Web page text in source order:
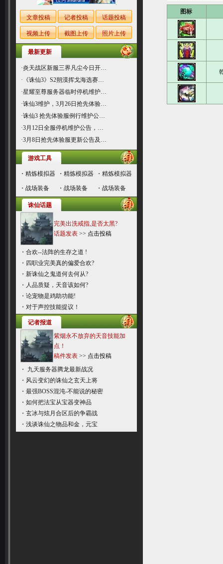
文章投稿 记者投稿 话题投稿
视频上传 截图上传 照片上传
最新更新
·炎天战区新服三界凡尘今日开…
· 《诛仙3》S2朔漠挥戈海选赛…
·星耀至尊服务器临时停机维护…
·诛仙3维护，3月26日抢先体验…
·诛仙3 抢先体验服例行维护公…
·3月12日全服停机维护公告，…
·3月8日抢先体验服更新公告及…
游戏工具
・精炼模拟器 ・精炼模拟器 ・精炼模拟器
・战场装备 ・战场装备 ・战场装备
诛仙话题
完美出洗戒指,是否太黑?
话题发表>> 点击投稿
・合欢--法阵的生存之道 !
・ 四职业完美真的偏爱合欢?
・新诛仙之鬼道何去何从?
・ 人品质疑，天音该如何?
・论宠物是鸡助功能!
・对于声控技能提议！
记者报道
紫烟永不放弃的天音技能加
点！
稿件发表>> 点击投稿
・
九天服务器腾龙最新战况
・ 风云变幻的诛仙之玄天上将
・最强BOSS混沌-不能说的秘密
・如何把法宝从宝器变神品
・玄冰与炫月合区后的争霸战
・浅谈诛仙之物品和金，元宝
图标